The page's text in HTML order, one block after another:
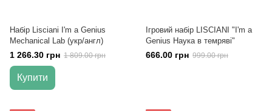
Набір Lisciani I'm a Genius
Mechanical Lab (укр/англ)
1 266.30 грн 1 809.00 грн
Купити
Ігровий набір LISCIANI "I'm a
Genius Наука в темряві"
666.00 грн 999.00 грн